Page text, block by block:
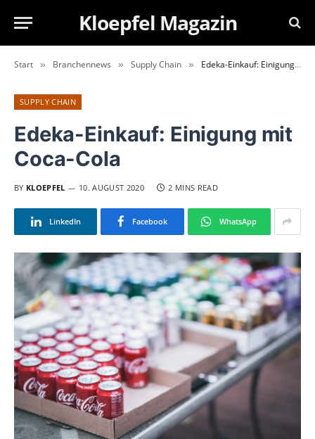
Kloepfel Magazin
Start » Branchennews » Supply Chain » Edeka-Einkauf: Einigung mit Coca-Cola
SUPPLY CHAIN
Edeka-Einkauf: Einigung mit
Coca-Cola
BY KLOEPFEL 10. AUGUST 2020 2 MINS READ
LinkedIn Facebook WhatsApp